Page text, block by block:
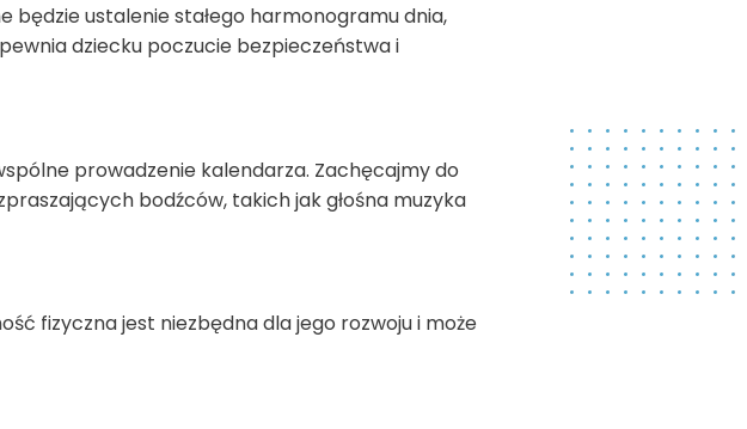
ustalenie stałego harmonogramu dnia,
dziecku poczucie bezpieczeństwa i
prowadzenie kalendarza. Zachęcajmy do
bodźców, takich jak głośna muzyka
fizyczna jest niezbędna dla jego rozwoju i może